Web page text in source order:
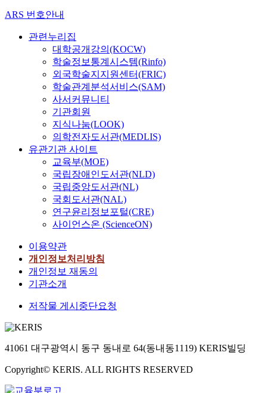
ARS 번호안내
관련누리집
대학공개강의(KOCW)
학술정보통계시스템(Rinfo)
외국학술지지원센터(FRIC)
학술관계분석서비스(SAM)
사서커뮤니티
기관회원
지식나눔(LOOK)
의학전자도서관(MEDLIS)
유관기관 사이트
교육부(MOE)
국립장애인도서관(NLD)
국립중앙도서관(NL)
국회도서관(NAL)
연구윤리정보포털(CRE)
사이언스온 (ScienceON)
이용약관
개인정보처리방침
개인정보 재동의
기관소개
저작물 게시중단요청
41061 대구광역시 동구 동내로 64(동내동1119) KERIS빌딩
Copyright© KERIS. ALL RIGHTS RESERVED